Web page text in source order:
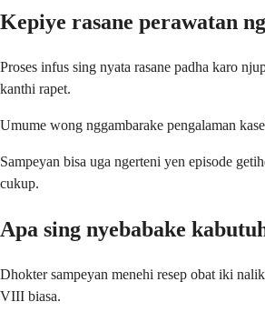
Kepiye rasane perawatan
Proses infus sing nyata rasane padha karo
kanthi rapet.
Umume wong nggambarake pengalaman
Sampeyan bisa uga ngerteni yen episode
cukup.
Apa sing nyebabake
Dhokter sampeyan menehi resep obat iki
VIII biasa.